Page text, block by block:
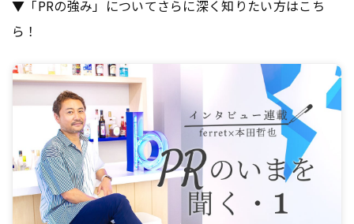
▼「PRの強み」についてさらに深く知りたい方はこち
ら！